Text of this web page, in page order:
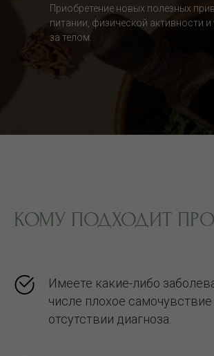
Приобретение новых полезных
питании, физической активности и
за телом.
КОМУ ПОДХОДИТ
Имеете какие-либо
числе плохое самочувствие
отсутствии диагноза.